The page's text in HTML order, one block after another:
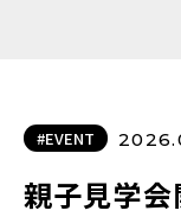
#EVENT
親子見学